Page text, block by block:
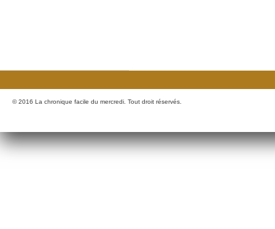
© 2016 La chronique facile du mercredi. Tout droit réservés.